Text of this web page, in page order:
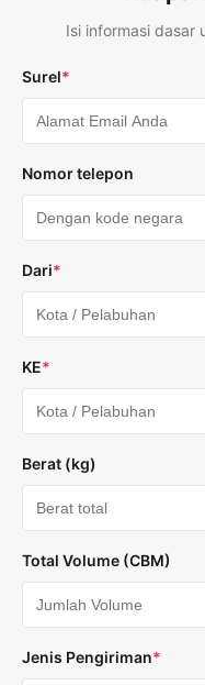
Isi informasi dasar
Surel*
Nomor telepon
Dari*
KE*
Berat (kg)
Total Volume (CBM)
Jenis Pengiriman*